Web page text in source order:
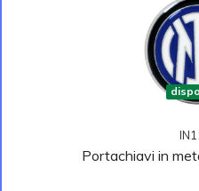
Portachiavi in